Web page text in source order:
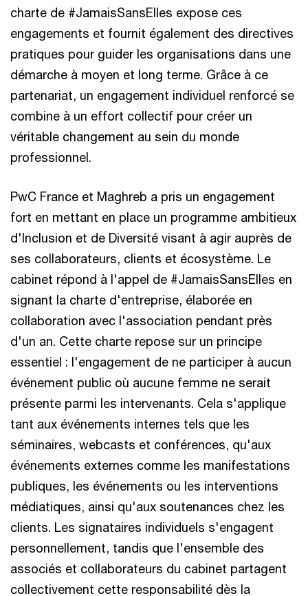
charte de #JamaisSansElles expose ces
engagements et fournit également des directives
pratiques pour guider les organisations dans une
démarche à moyen et long terme. Grâce à ce
partenariat, un engagement individuel renforcé se
combine à un effort collectif pour créer un
véritable changement au sein du monde
professionnel.
PwC France et Maghreb a pris un engagement
fort en mettant en place un programme ambitieux
d'Inclusion et de Diversité visant à agir auprès de
ses collaborateurs, clients et écosystème. Le
cabinet répond à l'appel de #JamaisSansElles en
signant la charte d'entreprise, élaborée en
collaboration avec l'association pendant près
d'un an. Cette charte repose sur un principe
essentiel : l'engagement de ne participer à aucun
événement public où aucune femme ne serait
présente parmi les intervenants. Cela s'applique
tant aux événements internes tels que les
séminaires, webcasts et conférences, qu'aux
événements externes comme les manifestations
publiques, les événements ou les interventions
médiatiques, ainsi qu'aux soutenances chez les
clients. Les signataires individuels s'engagent
personnellement, tandis que l'ensemble des
associés et collaborateurs du cabinet partagent
collectivement cette responsabilité dès la